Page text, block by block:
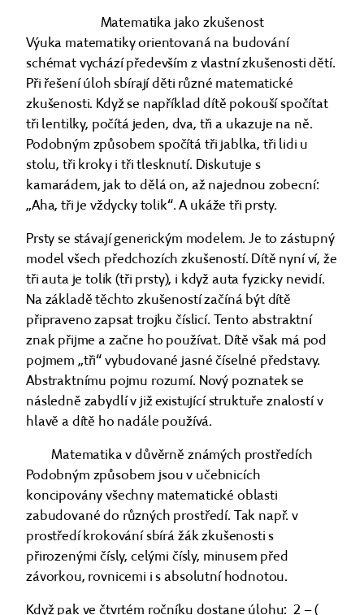
Matematika jako zkušenost
Výuka matematiky orientovaná na budování
schémat vychází především z vlastní zkušenosti dětí.
Při řešení úloh sbírají děti různé matematické
zkušenosti. Když se například dítě pokouší spočítat
tři lentilky, počítá jeden, dva, tři a ukazuje na ně.
Podobným způsobem spočítá tři jablka, tři lidi u
stolu, tři kroky i tři tlesknutí. Diskutuje s
kamarádem, jak to dělá on, až najednou zobecní:
„Aha, tři je vždycky tolik“. A ukáže tři prsty.
Prsty se stávají generickým modelem. Je to zástupný
model všech předchozích zkušeností. Dítě nyní ví, že
tři auta je tolik (tři prsty), i když auta fyzicky nevidí.
Na základě těchto zkušeností začíná být dítě
připraveno zapsat trojku číslicí. Tento abstraktní
znak přijme a začne ho používat. Dítě však má pod
pojmem „tři“ vybudované jasné číselné představy.
Abstraktnímu pojmu rozumí. Nový poznatek se
následně zabydlí v již existující struktuře znalostí v
hlavě a dítě ho nadále používá.
Matematika v důvěrně známých prostředích
Podobným způsobem jsou v učebnicích
koncipovány všechny matematické oblasti
zabudované do různých prostředí. Tak např. v
prostředí krokování sbírá žák zkušenosti s
přirozenými čísly, celými čísly, minusem před
závorkou, rovnicemi i s absolutní hodnotou.
Když pak ve čtvrtém ročníku dostane úlohu: 2 − ( _